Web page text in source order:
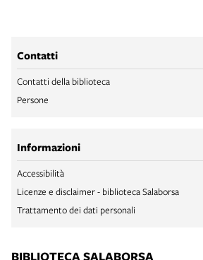
Contatti
Contatti della biblioteca
Persone
Informazioni
Accessibilità
Licenze e disclaimer - biblioteca Salaborsa
Trattamento dei dati personali
BIBLIOTECA SALABORSA